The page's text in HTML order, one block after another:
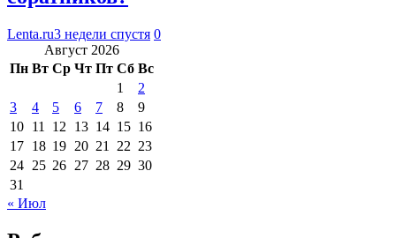
Lenta.ru3 недели спустя 0
Август 2026
Пн Вт Ср Чт Пт Сб Вс
1
2
3
4 5 6 7 8
9
10 11 12 13 14 15 16
17 18 19 20 21 22 23
24 25 26 27 28 29 30
31
« Июл